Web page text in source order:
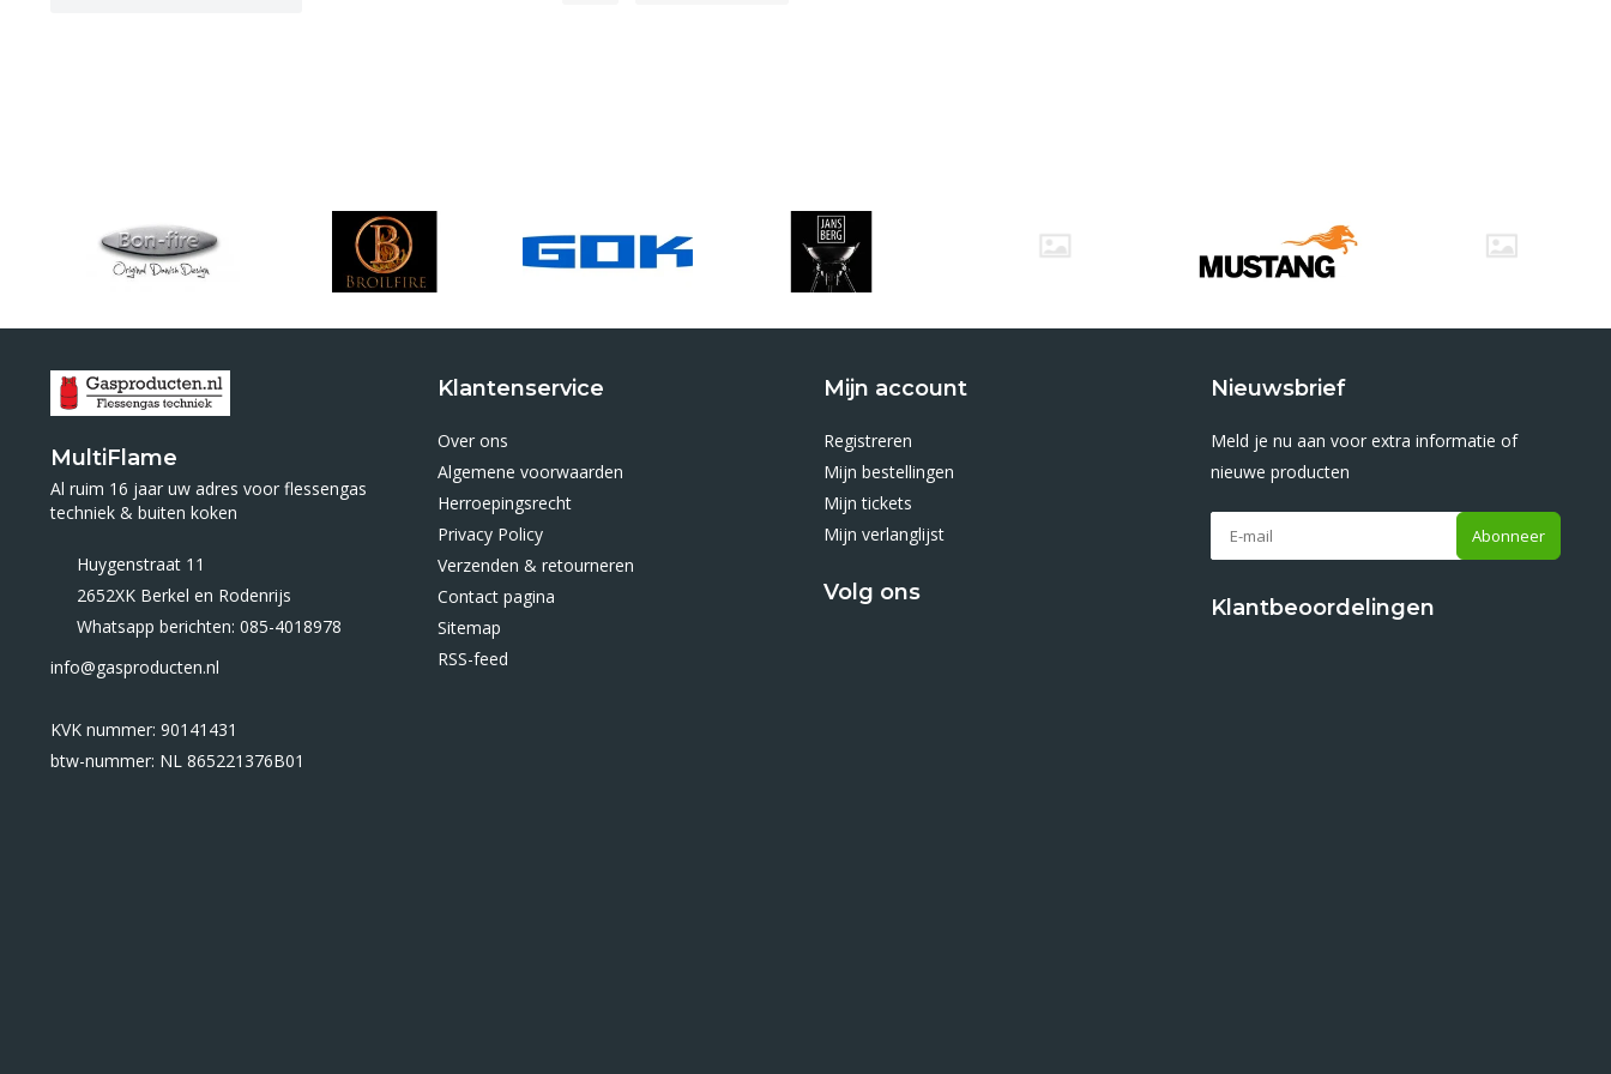
MultiFlame
Al ruim 16 jaar uw adres voor flessengas
techniek & buiten koken
Huygenstraat 11
2652XK Berkel en Rodenrijs
Whatsapp berichten: 085-4018978
info@gasproducten.nl
KVK nummer: 90141431
btw-nummer: NL 865221376B01
Klantenservice
Over ons
Algemene voorwaarden
Herroepingsrecht
Privacy Policy
Verzenden & retourneren
Contact pagina
Sitemap
RSS-feed
Mijn account
Registreren
Mijn bestellingen
Mijn tickets
Mijn verlanglijst
Volg ons
Nieuwsbrief
Meld je nu aan voor extra informatie of
nieuwe producten
Abonneer
Klantbeoordelingen